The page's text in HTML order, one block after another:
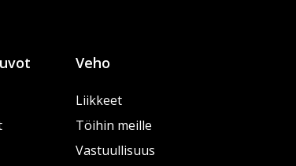
Veho
Liikkeet
Töihin meille
Vastuullisuus